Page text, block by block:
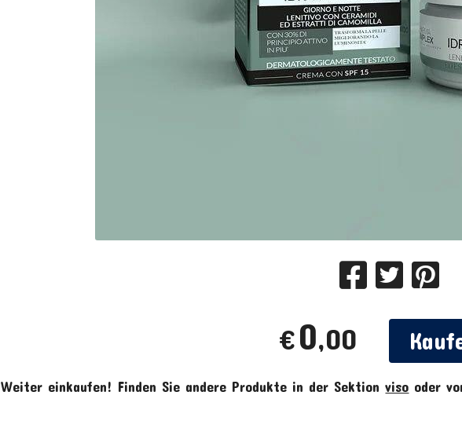
€0,00
Weiter einkaufen! Finden Sie andere Produkte in der Sektionviso oder